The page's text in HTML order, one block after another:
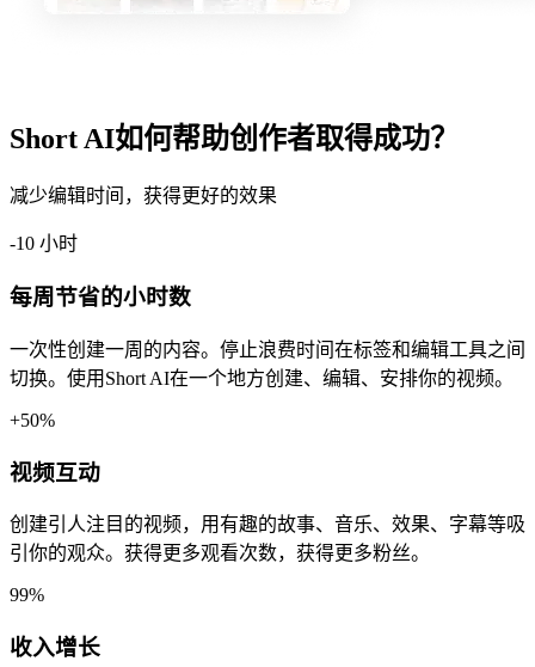
Short AI如何帮助创作者取得成功？
减少编辑时间，获得更好的效果
-10 小时
每周节省的小时数
一次性创建一周的内容。停止浪费时间在标签和编辑工具之间
切换。使用Short AI在一个地方创建、编辑、安排你的视频。
+50%
视频互动
创建引人注目的视频，用有趣的故事、音乐、效果、字幕等吸
引你的观众。获得更多观看次数，获得更多粉丝。
99%
收入增长